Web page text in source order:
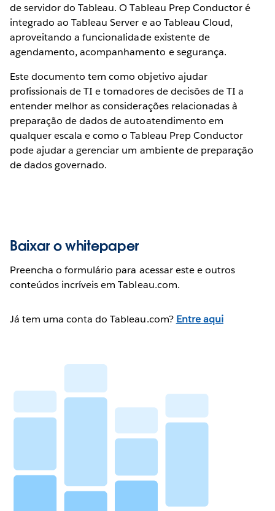
de servidor do Tableau. O Tableau Prep Conductor é
integrado ao Tableau Server e ao Tableau Cloud,
aproveitando a funcionalidade existente de
agendamento, acompanhamento e segurança.
Este documento tem como objetivo ajudar
profissionais de TI e tomadores de decisões de TI a
entender melhor as considerações relacionadas à
preparação de dados de autoatendimento em
qualquer escala e como o Tableau Prep Conductor
pode ajudar a gerenciar um ambiente de preparação
de dados governado.
Baixar o whitepaper
Preencha o formulário para acessar este e outros
conteúdos incríveis em Tableau.com.
Já tem uma conta do Tableau.com? Entre aqui